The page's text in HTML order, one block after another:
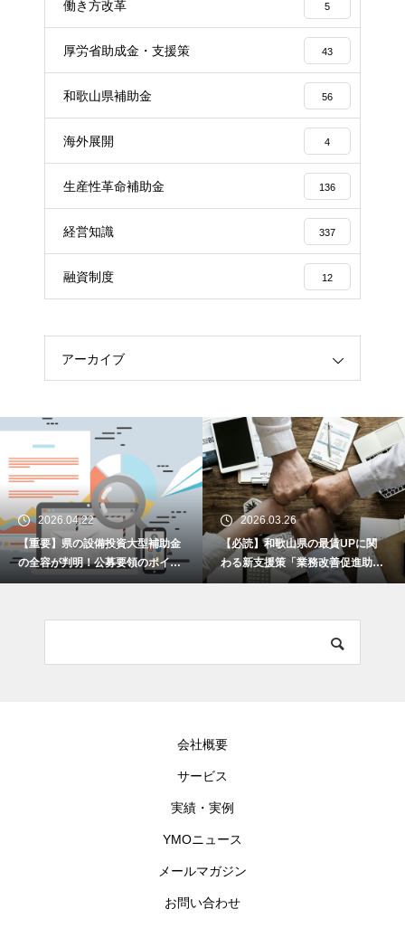
働き方改革 5
厚労省助成金・支援策 43
和歌山県補助金 56
海外展開 4
生産性革命補助金 136
経営知識 337
融資制度 12
アーカイブ
2026.04.22
【重要】県の設備投資大型補助金
の全容が判明！公募要領のポイン
トを解説します！
2026.03.26
【必読】和歌山県の最賃UPに関
わる新支援策「業務改善促進助成
金」とは何か？
会社概要
サービス
実績・実例
YMOニュース
メールマガジン
お問い合わせ